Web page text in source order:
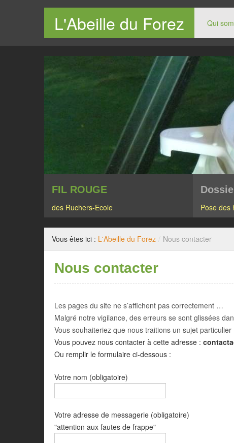
L'Abeille du Forez Qui
Le site des apiculteurs du Forez
FIL ROUGE
des Ruchers-Ecole Pose des
Vous êtes ici : L'Abeille du Forez / Nous contacter
Nous contacter
Les pages du site ne s’affichent pas correctement …
Malgré notre vigilance, des erreurs se sont glissées
Vous souhaiteriez que nous traitions un sujet
Vous pouvez nous contacter à cette adresse :
Ou remplir le formulaire ci-dessous :
Votre nom (obligatoire)
Votre adresse de messagerie (obligatoire)
"attention aux fautes de frappe"